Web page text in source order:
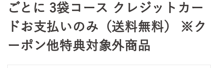
ごとに 3袋コース クレジットカー
ドお支払いのみ（送料無料） ※ク
ーポン他特典対象外商品